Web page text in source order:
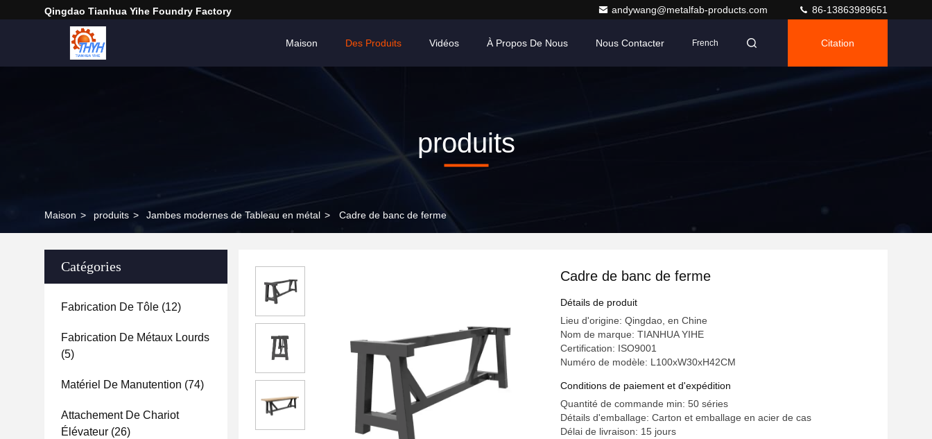
Qingdao Tianhua Yihe Foundry Factory andywang@metalfab-products.com 86-13863989651
Maison Des Produits Vidéos À Propos De Nous Nous Contacter French Citation
produits
Maison > produits > Jambes modernes de Tableau en métal > Cadre de banc de ferme
Catégories
Fabrication De Tôle (12)
Fabrication De Métaux Lourds
(5)
Matériel De Manutention (74)
Attachement De Chariot
Élévateur (26)
Cadre de banc de ferme
Détails de produit
Lieu d'origine: Qingdao, en Chine
Nom de marque: TIANHUA YIHE
Certification: ISO9001
Numéro de modèle: L100xW30xH42CM
Conditions de paiement et d'expédition
Quantité de commande min: 50 séries
Détails d'emballage: Carton et emballage en acier de cas
Délai de livraison: 15 jours